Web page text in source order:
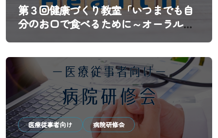
第３回健康づくり教室「いつまでも自
分のお口で食べるために～オーラルフ
医療従事者向け 病院研修会